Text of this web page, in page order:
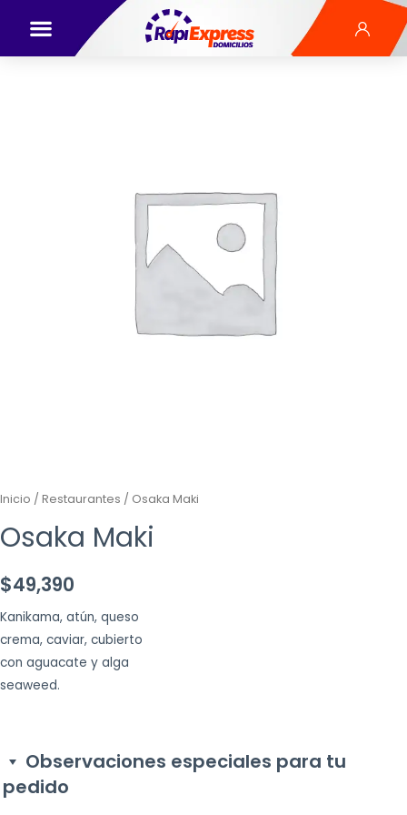
Inicio / Restaurantes / Osaka Maki
Osaka Maki
$49,390
Kanikama, atún, queso
crema, caviar, cubierto
con aguacate y alga
seaweed.
Observaciones especiales para tu
pedido